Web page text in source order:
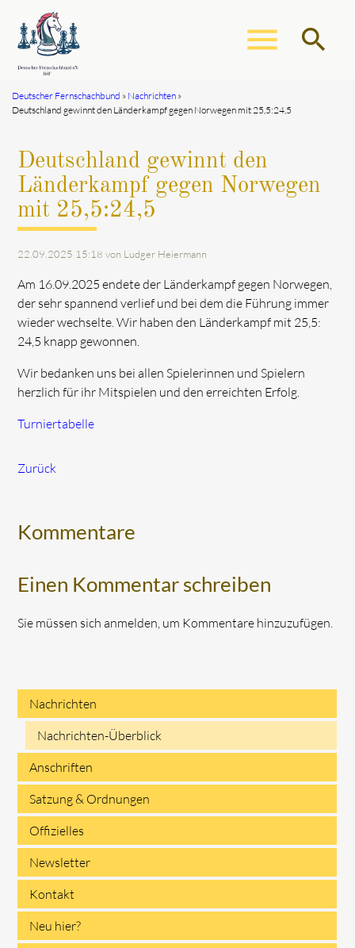
menu search
Suchbegriffe
Deutscher Fernschachbund
Nachrichten
Deutschland gewinnt den Länderkampf gegen Norwegen mit 25,5:24,5
Deutschland gewinnt den
Länderkampf gegen Norwegen
mit 25,5:24,5
22.09.2025 15:18 von Ludger Heiermann
Am 16.09.2025 endete der Länderkampf gegen Norwegen,
der sehr spannend verlief und bei dem die Führung immer
wieder wechselte. Wir haben den Länderkampf mit 25,5:
24,5 knapp gewonnen.
Wir bedanken uns bei allen Spielerinnen und Spielern
herzlich für ihr Mitspielen und den erreichten Erfolg.
Turniertabelle
Zurück
Kommentare
Einen Kommentar schreiben
Sie müssen sich anmelden, um Kommentare hinzuzufügen.
Navigation
überspringen
Nachrichten
Nachrichten-Überblick
Anschriften
Satzung & Ordnungen
Offizielles
Newsletter
Kontakt
Neu hier?